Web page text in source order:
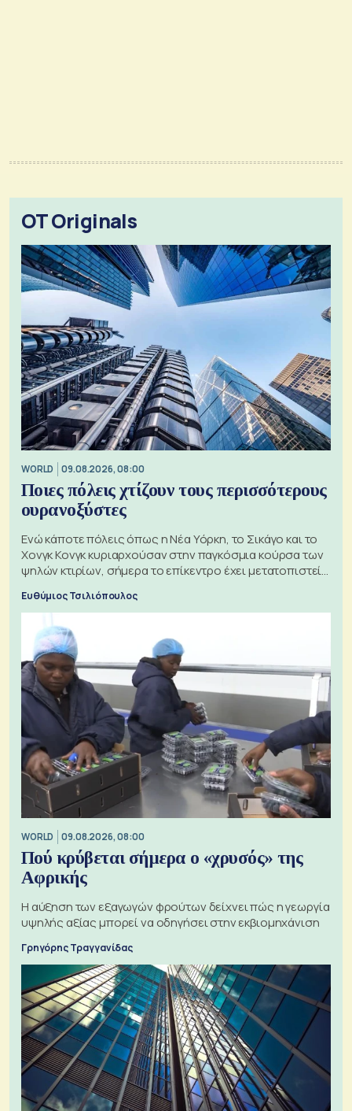
OT Originals
WORLD 09.08.2026, 08:00
Ποιες πόλεις χτίζουν τους περισσότερους
ουρανοξύστες
Ενώ κάποτε πόλεις όπως η Νέα Υόρκη, το Σικάγο και το
Χονγκ Κονγκ κυριαρχούσαν στην παγκόσμια κούρσα των
ψηλών κτιρίων, σήμερα το επίκεντρο έχει μετατοπιστεί
Ευθύμιος Τσιλιόπουλος
WORLD 09.08.2026, 08:00
Πού κρύβεται σήμερα ο «χρυσός» της
Αφρικής
Η αύξηση των εξαγωγών φρούτων δείχνει πώς η γεωργία
υψηλής αξίας μπορεί να οδηγήσει στην εκβιομηχάνιση
Γρηγόρης Τραγγανίδας